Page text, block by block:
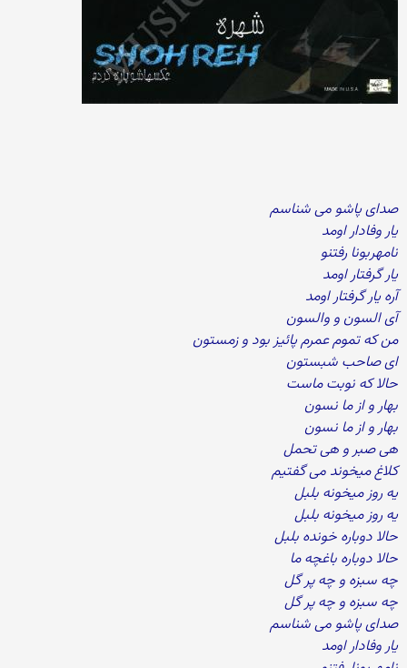
صدای پاشو می شناسم
یار وفادار اومد
نامهربونا رفتنو
یار گرفتار اومد
آره یار گرفتار اومد
آی السون و والسون
من که تموم عمرم پائیز بود و زمستون
ای صاحب شبستون
حالا که نوبت ماست
بهار و از ما نسون
بهار و از ما نسون
هی صبر و هی تحمل
کلاغ میخوند می گفتیم
یه روز میخونه بلبل
یه روز میخونه بلبل
حالا دوباره خونده بلبل
حالا دوباره باغچه ما
چه سبزه و چه پر گل
چه سبزه و چه پر گل
صدای پاشو می شناسم
یار وفادار اومد